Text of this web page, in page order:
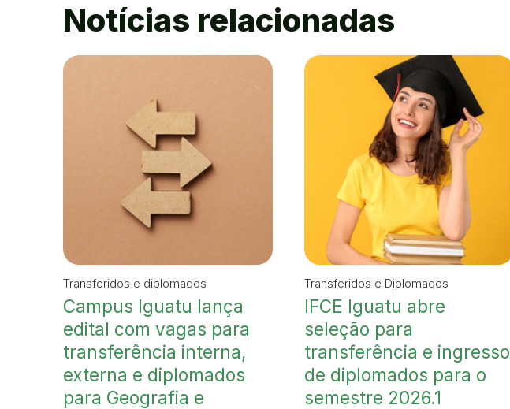
Notícias relacionadas
Transferidos e diplomados
Campus Iguatu lança
edital com vagas para
transferência interna,
externa e diplomados
para Geografia e
Transferidos e Diplomados
IFCE Iguatu abre
seleção para
transferência e ingresso
de diplomados para o
semestre 2026.1